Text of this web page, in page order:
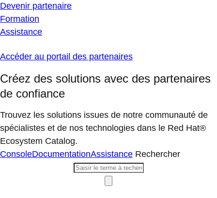
Devenir partenaire
Formation
Assistance
Accéder au portail des partenaires
Créez des solutions avec des partenaires
de confiance
Trouvez les solutions issues de notre communauté de
spécialistes et de nos technologies dans le Red Hat®
Ecosystem Catalog.
ConsoleDocumentationAssistance Rechercher